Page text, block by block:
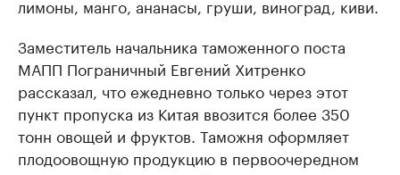
лимоны, манго, ананасы, груши, виноград, киви.
Заместитель начальника таможенного поста
МАПП Пограничный Евгений Хитренко
рассказал, что ежедневно только через этот
пункт пропуска из Китая ввозится более 350
тонн овощей и фруктов. Таможня оформляет
плодоовощную продукцию в первоочередном